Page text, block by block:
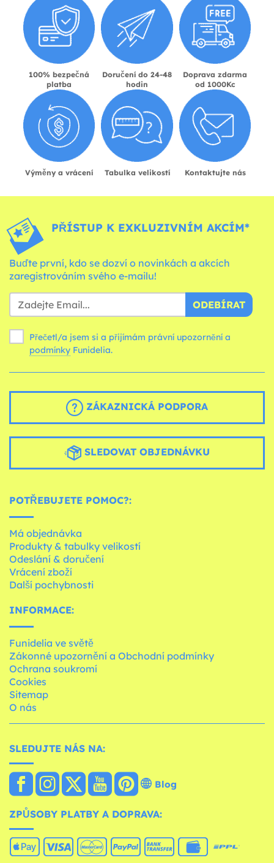
100% bezpečná
platba
Doručení do 24-48
hodin
Doprava zdarma
od 1000Kc
Výměny a vrácení Tabulka velikostí Kontaktujte nás
PŘÍSTUP K EXKLUZIVNÍM AKCÍM*
Buďte první, kdo se dozví o novinkách a akcích
zaregistrováním svého e-mailu!
ODEBÍRAT
Přečetl/a jsem si a přijímám právní upozornění a
podmínky Funidelia.
ZÁKAZNICKÁ PODPORA
SLEDOVAT OBJEDNÁVKU
POTŘEBUJETE POMOC?:
Má objednávka
Produkty & tabulky velikostí
Odeslání & doručení
Vrácení zboží
Další pochybnosti
INFORMACE:
Funidelia ve světě
Zákonné upozornění a Obchodní podmínky
Ochrana soukromí
Cookies
Sitemap
O nás
SLEDUJTE NÁS NA:
Blog
ZPŮSOBY PLATBY A DOPRAVA: